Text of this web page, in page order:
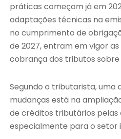
práticas começam já em
adaptações técnicas na
no cumprimento de
de 2027, entram em vigor
cobrança dos tributos
Segundo o tributarista, uma
mudanças está na
de créditos tributários pelas
especialmente para o setor